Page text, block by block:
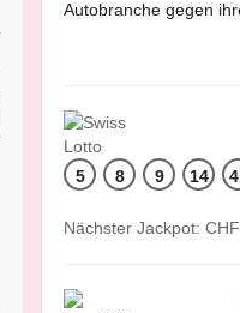
Autobranche gegen
5 8 9 14
Nächster Jackpot: